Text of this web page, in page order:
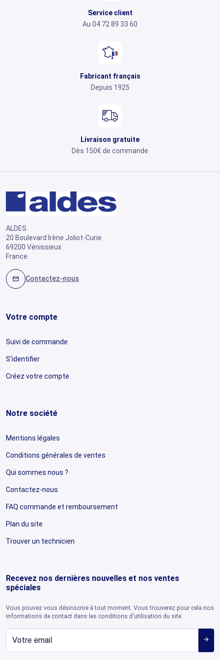
Service client
Au 04 72 89 33 60
Fabricant français
Depuis 1925
Livraison gratuite
Dès 150€ de commande
ALDES
20 Boulevard Irène Joliot-Curie
69200 Vénissieux
France
mail Contactez-nous
Votre compte
Suivi de commande
S'identifier
Créez votre compte
Notre société
Mentions légales
Conditions générales de ventes
Qui sommes nous ?
Contactez-nous
FAQ commande et remboursement
Plan du site
Trouver un technicien
Recevez nos dernières nouvelles et nos ventes
spéciales
Vous pouvez vous désinscrire à tout moment. Vous trouverez pour cela nos
informations de contact dans les conditions d'utilisation du site.
arrow_forward